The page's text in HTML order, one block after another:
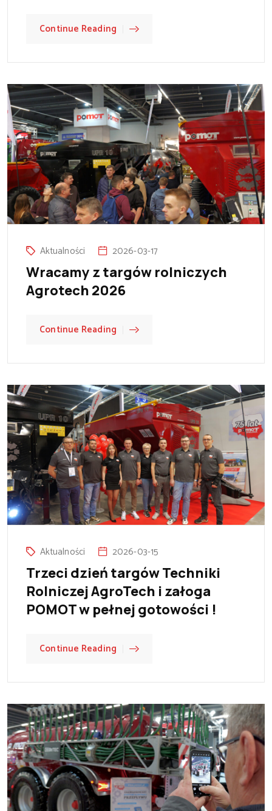
Continue Reading
Aktualności 2026-03-17
Wracamy z targów rolniczych
Agrotech 2026
Continue Reading
Aktualności 2026-03-15
Trzeci dzień targów Techniki
Rolniczej AgroTech i załoga
POMOT w pełnej gotowości !
Continue Reading